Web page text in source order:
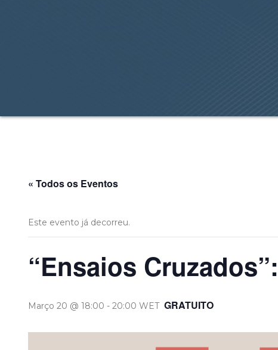
« Todos os Eventos
Este evento já decorreu.
“Ensaios
Março 20 @ 18:00 - 20:00 WET GRATUITO